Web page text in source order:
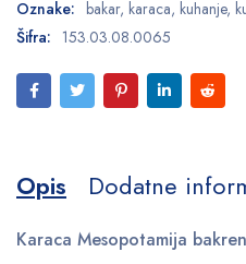
Oznake: bakar, karaca, kuhanje,
Šifra: 153.03.08.0065
Opis Dodatne
Karaca Mesopotamija